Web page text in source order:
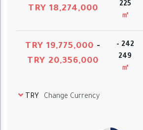
225
㎡
TRY 18,274,000
242 -
249
㎡
TRY 19,775,000 -
TRY 20,356,000
Change Currency
TRY